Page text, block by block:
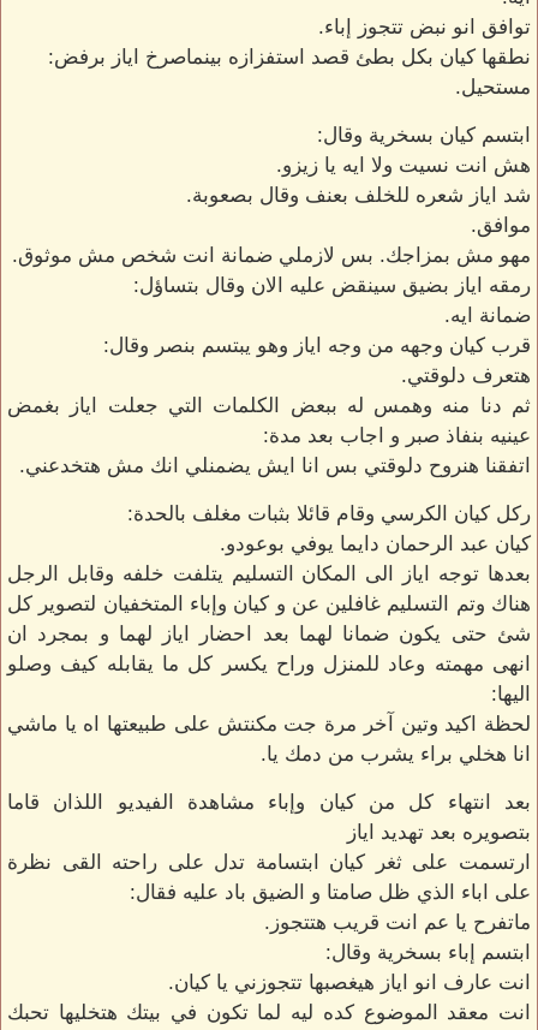
توافق انو نبض تتجوز إباء.
نطقها كيان بكل بطئ قصد استفزازه بينماصرخ اياز برفض:
مستحيل.
ابتسم كيان بسخرية وقال:
هش انت نسيت ولا ايه يا زيزو.
شد اياز شعره للخلف بعنف وقال بصعوبة.
موافق.
مهو مش بمزاجك. بس لازملي ضمانة انت شخص مش موثوق.
رمقه اياز بضيق سينقض عليه الان وقال بتساؤل:
ضمانة ايه.
قرب كيان وجهه من وجه اياز وهو يبتسم بنصر وقال:
هتعرف دلوقتي.
ثم دنا منه وهمس له ببعض الكلمات التي جعلت اياز بغمض
عينيه بنفاذ صبر و اجاب بعد مدة:
اتفقنا هنروح دلوقتي بس انا ايش يضمنلي انك مش هتخدعني.
ركل كيان الكرسي وقام قائلا بثبات مغلف بالحدة:
كيان عبد الرحمان دايما يوفي بوعودو.
بعدها توجه اياز الى المكان التسليم يتلفت خلفه وقابل الرجل
هناك وتم التسليم غافلين عن و كيان وإباء المتخفيان لتصوير كل
شئ حتى يكون ضمانا لهما بعد احضار اياز لهما و بمجرد ان
انهى مهمته وعاد للمنزل وراح يكسر كل ما يقابله كيف وصلو
اليها:
لحظة اكيد وتين آخر مرة جت مكنتش على طبيعتها اه يا ماشي
انا هخلي براء يشرب من دمك يا.
بعد انتهاء كل من كيان وإباء مشاهدة الفيديو اللذان قاما
بتصويره بعد تهديد اياز
ارتسمت على ثغر كيان ابتسامة تدل على راحته القى نظرة
على اباء الذي ظل صامتا و الضيق باد عليه فقال:
ماتفرح يا عم انت قريب هتتجوز.
ابتسم إباء بسخرية وقال:
انت عارف انو اياز هيغصبها تتجوزني يا كيان.
انت معقد الموضوع كده ليه لما تكون في بيتك هتخليها تحبك